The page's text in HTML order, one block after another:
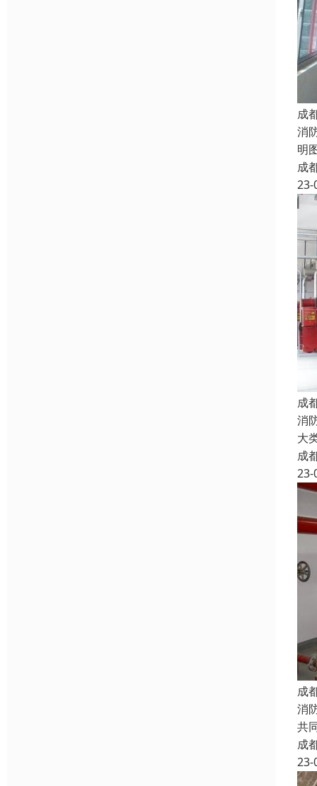
成
消
明
成
23-
成
消
大
成
23-
成
消
共
成
23-